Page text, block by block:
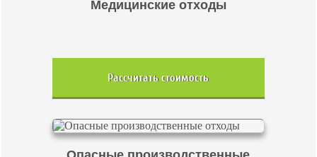
Медицинские отходы
Рассчитать стоимость